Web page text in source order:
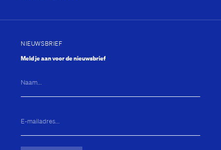
NIEUWSBRIEF
Meld je aan voor de nieuwsbrief
mailadres...
(Vereist)